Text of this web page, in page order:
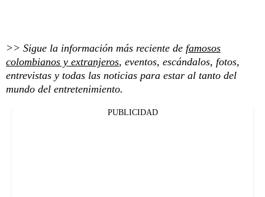
>> Sigue la información más reciente de famosos
colombianos y extranjeros, eventos, escándalos, fotos,
entrevistas y todas las noticias para estar al tanto del
mundo del entretenimiento.
PUBLICIDAD